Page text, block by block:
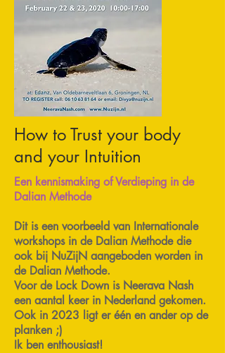
How to Trust your body
and your Intuition
Een kennismaking of Verdieping in de
Dalian Methode
Dit is een voorbeeld van Internationale
workshops in de Dalian Methode die
ook bij NuZijN aangeboden worden in
de Dalian Methode.
Voor de Lock Down is Neerava Nash
een aantal keer in Nederland gekomen.
Ook in 2023 ligt er één en ander op de
planken ;)
Ik ben enthousiast!